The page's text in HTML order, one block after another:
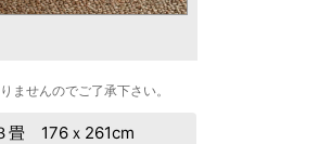
ませんのでご了承下さい。
畳 176ｘ261cm